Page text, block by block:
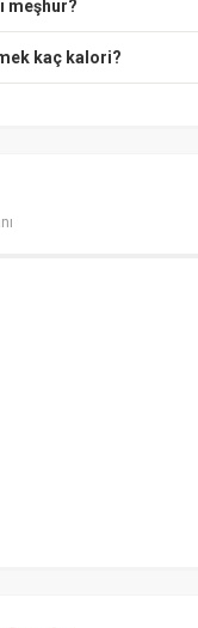
meşhur?
kaç kalori?